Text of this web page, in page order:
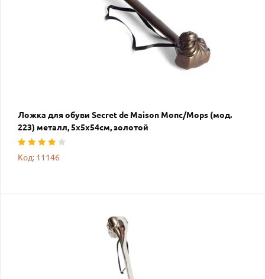
Ложка для обуви Secret de Maison Мопс/Mops (мод.
223) металл, 5х5х54см, золотой
Код: 11146